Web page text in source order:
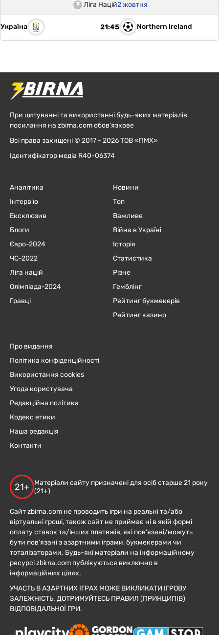
Ліга Націй2 жовтня
Україна 21:45 Northern Ireland
При цитуванні та використанні будь-яких матеріалів
посилання на zbirna.com обов'язкове
Всі права захищені © 2017 - 2026 ТОВ «ПМХ»
Ідентифікатор медіа R40-06374
Аналітика
Інтерв'ю
Ексклюзив
Блоги
Євро-2024
ЧC-2022
Ліга націй
Олімпіада-2024
Гравці
Новини
Топ
Важливе
Війна в Україні
Історія
Статистика
Різне
Гемблінг
Рейтинг букмекерів
Рейтинг казино
Про видання
Політика конфіденційності
Використання cookies
Угода користувача
Редакційна політика
Кодекс етики
Наша редакція
Контакти
21+
Матеріали сайту призначені для осіб старше 21 року
(21+)
Сайт zbirna.com не проводить ігри на реальні та/або
віртуальні гроші, також сайт не приймає ні в якій формі
оплату ставок та/інших платежів, які пов’язані/можуть
бути пов’язані з азартними іграми, букмекерами чи
тоталізаторами. Будь-які матеріали на інформаційному
ресурсі zbirna.com публікуються виключно в
інформаційних цілях.
УЧАСТЬ В АЗАРТНИХ ІГРАХ МОЖЕ ВИКЛИКАТИ ІГРОВУ
ЗАЛЕЖНІСТЬ. ДОТРИМУЙТЕСЬ ПРАВИЛ (ПРИНЦИПІВ)
ВІДПОВІДАЛЬНОЇ ГРИ.